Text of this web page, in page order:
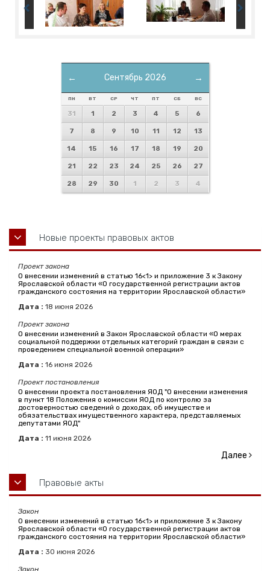
← →
Сентябрь 2026
ПН ВТ СР ЧТ ПТ СБ ВС
31 1 2 3 4 5 6
7 8 9 10 11 12 13
14 15 16 17 18 19 20
21 22 23 24 25 26 27
28 29 30 1 2 3 4
Новые проекты правовых актов
Проект закона
О внесении изменений в статью 16<1> и приложение 3 к Закону
Ярославской области «О государственной регистрации актов
гражданского состояния на территории Ярославской области»
Дата : 18 июня 2026
Проект закона
О внесении изменений в Закон Ярославской области «О мерах
социальной поддержки отдельных категорий граждан в связи с
проведением специальной военной операции»
Дата : 16 июня 2026
Проект постановления
О внесении проекта постановления ЯОД "О внесении изменения
в пункт 18 Положения о комиссии ЯОД по контролю за
достоверностью сведений о доходах, об имуществе и
обязательствах имущественного характера, представляемых
депутатами ЯОД"
Дата : 11 июня 2026
Далее
Правовые акты
Закон
О внесении изменений в статью 16<1> и приложение 3 к Закону
Ярославской области «О государственной регистрации актов
гражданского состояния на территории Ярославской области»
Дата : 30 июня 2026
Закон